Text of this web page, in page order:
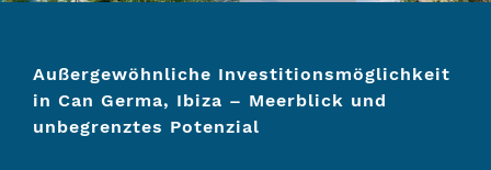
Außergewöhnliche Investitionsmöglichkeit
in Can Germa, Ibiza – Meerblick und
unbegrenztes Potenzial